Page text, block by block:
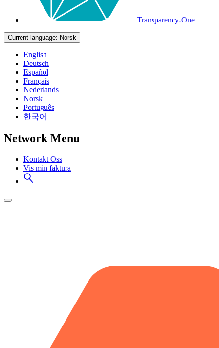
Transparency-One
Current language: Norsk
English
Deutsch
Español
Français
Nederlands
Norsk
Português
한국어
Network Menu
Kontakt Oss
Vis min faktura